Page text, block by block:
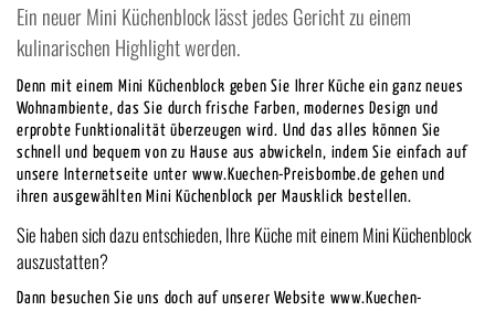
Ein neuer Mini Küchenblock lässt jedes Gericht zu einem
kulinarischen Highlight werden.
Denn mit einem Mini Küchenblock geben Sie Ihrer Küche ein ganz neues
Wohnambiente, das Sie durch frische Farben, modernes Design und
erprobte Funktionalität überzeugen wird. Und das alles können Sie
schnell und bequem von zu Hause aus abwickeln, indem Sie einfach auf
unsere Internetseite unter www.Kuechen-Preisbombe.de gehen und
ihren ausgewählten Mini Küchenblock per Mausklick bestellen.
Sie haben sich dazu entschieden, Ihre Küche mit einem Mini Küchenblock
auszustatten?
Dann besuchen Sie uns doch auf unserer Website www.Kuechen-